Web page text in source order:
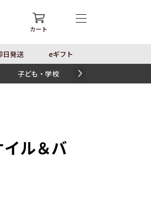
カート
⽇発送
eギフト
子ども・学校
ル＆バ